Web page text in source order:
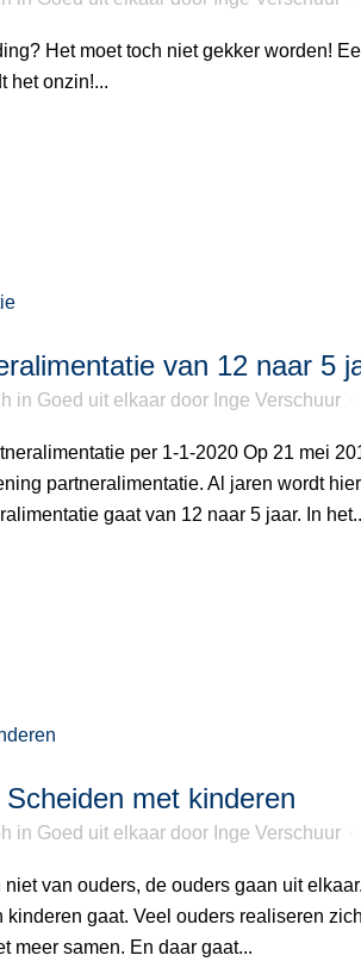
Het moet toch niet gekker worden!
het onzin!...
van 12 naar 5
in Goed uit elkaar door Inge Verschuur
per 1-1-2020 Op 21 mei
partneralimentatie. Al jaren wordt
gaat van 12 naar 5 jaar. In
Scheiden met kinderen
in Goed uit elkaar door Inge Verschuur
van ouders, de ouders gaan uit
kinderen gaat. Veel ouders realiseren
meer samen. En daar gaat...